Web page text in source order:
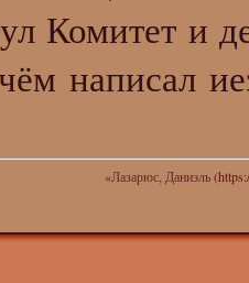
Комитет и
написал
«Лазарюс, Даниэль